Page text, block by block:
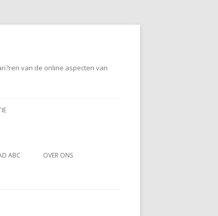
van de online aspecten van
ABC OVER ONS